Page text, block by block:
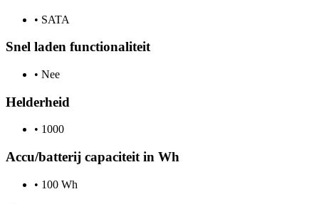
• SATA
Snel laden functionaliteit
• Nee
Helderheid
• 1000
Accu/batterij capaciteit in Wh
• 100 Wh